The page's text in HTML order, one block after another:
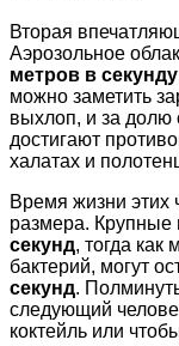
Вторая
Аэрозольное
метров в секунду
можно заметить
выхлоп, и за долю
достигают
халатах и
Время жизни этих
размера. Крупные
секунд, тогда
бактерий, могут
секунд.
следующий
коктейль или